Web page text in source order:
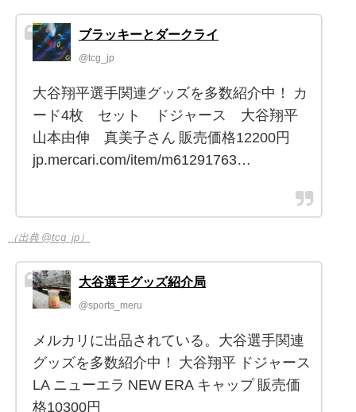
ブラッキーとダークライ
@tcg_jp
大谷翔平選手関連グッズを多数紹介中！ カ
ード4枚 セット ドジャース 大谷翔平
山本由伸 真美子さん 販売価格12200円
jp.mercari.com/item/m61291763…
（出典 @tcg_jp）
大谷選手グッズ紹介局
@sports_meru
メルカリに出品されている。大谷選手関連
グッズを多数紹介中！ 大谷翔平 ドジャース
LA ニューエラ NEW ERA キャップ 販売価
格10300円